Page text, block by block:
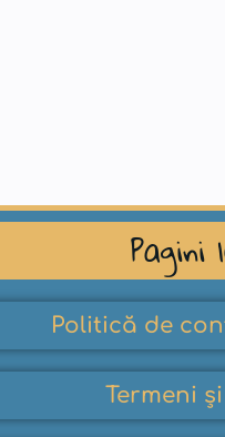
Pagini
Politică de
Termeni